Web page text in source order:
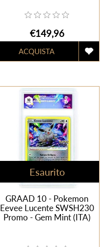
€149,96
Esaurito
GRAAD 10 - Pokemon
Eevee Lucente SWSH230
Promo - Gem Mint (ITA)